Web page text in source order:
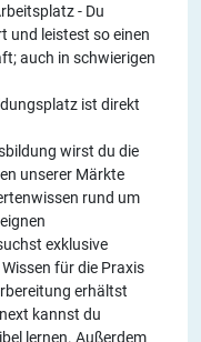
- Du
und leistest so einen
auch in schwierigen
ist direkt
wirst du die
unserer Märkte
rund um
exklusive
für die Praxis
erhältst
kannst du
lernen. Außerdem